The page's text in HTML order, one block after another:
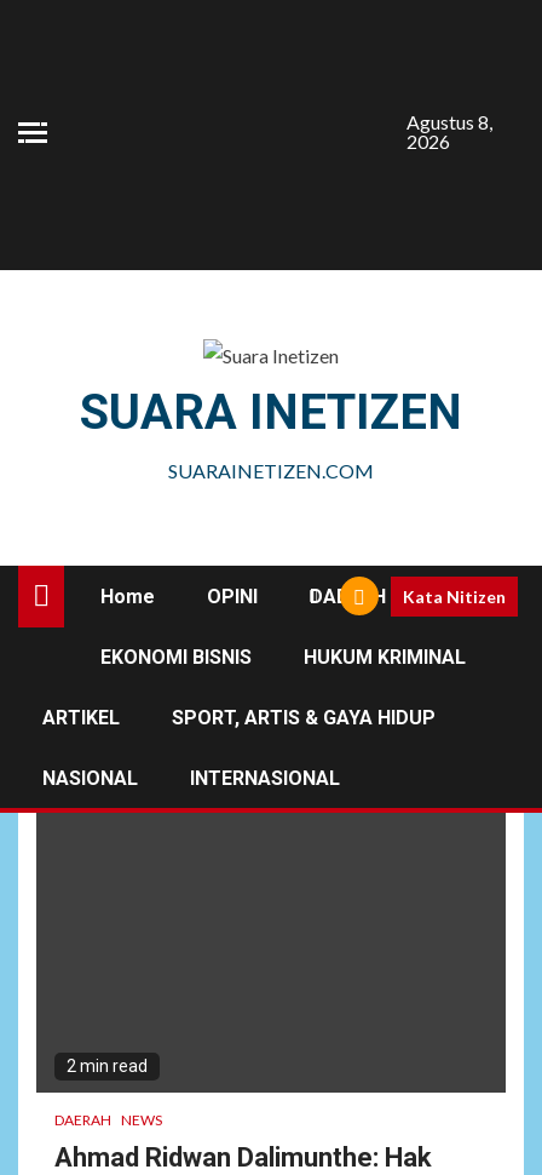
Agustus 8,
2026
SUARA INETIZEN
SUARAINETIZEN.COM
Home OPINI DAERAH
EKONOMI BISNIS HUKUM KRIMINAL
ARTIKEL SPORT, ARTIS & GAYA HIDUP
NASIONAL INTERNASIONAL
Kata Nitizen
2 min read
DAERAH NEWS
Ahmad Ridwan Dalimunthe: Hak